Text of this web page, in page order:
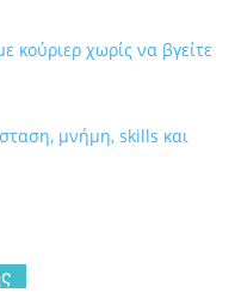
κούριερ χωρίς να βγείτε
μνήμη, skills και